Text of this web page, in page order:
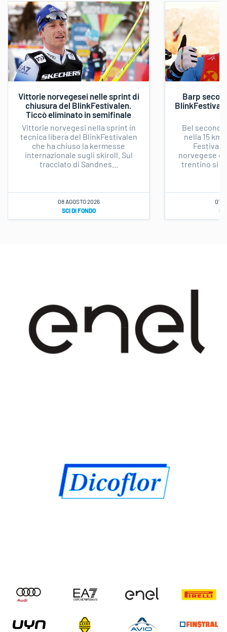
Vittorie norvegesei nelle sprint di
chiusura del BlinkFestivalen.
Ticcò eliminato in semifinale
Vittorie norvegesi nella sprint in
tecnica libera del BlinkFestivalen
che ha chiuso la kermesse
internazionale sugli skiroll. Sul
tracciato di Sandnes...
08 AGOSTO 2026
SCI DI FONDO
Barp
Bel
nella 15 km
norvegese di
trentino si è
07